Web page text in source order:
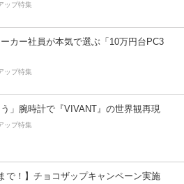
ップ特集
カー社員が本気で選ぶ「10万円台PC3
ップ特集
う」腕時計で『VIVANT』の世界観再現
ップ特集
で！】チョコザップキャンペーン実施